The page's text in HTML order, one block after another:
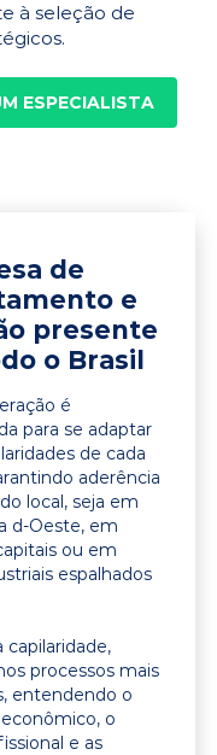
à seleção de
ESPECIALISTA
de
e
presente
o Brasil
é
para se adaptar
de cada
aderência
local, seja em
d-Oeste, em
ou em
espalhados
capilaridade,
processos mais
entendendo o
o
e as